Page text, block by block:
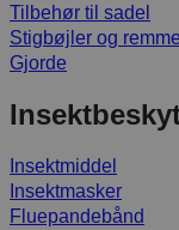
Tilbehør til sadel
Stigbøjler og remme
Gjorde
Insektmiddel
Insektmasker
Fluepandebånd